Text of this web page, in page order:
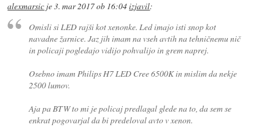
alexmarsic je3. mar 2017 ob 16:04izjavil:
Omisli si LED rajši kot xenonke. Led imajo isti snop kot
navadne žarnice. Jaz jih imam na vseh avtih na tehničnemu nič
in policaji pogledajo vidijo pohvalijo in grem naprej.
Osebno imam Philips H7 LED Cree 6500K in mislim da nekje
2500 lumov.
Aja pa BTW to mi je policaj predlagal glede na to, da sem se
enkrat pogovarjal da bi predeloval avto v xenon.